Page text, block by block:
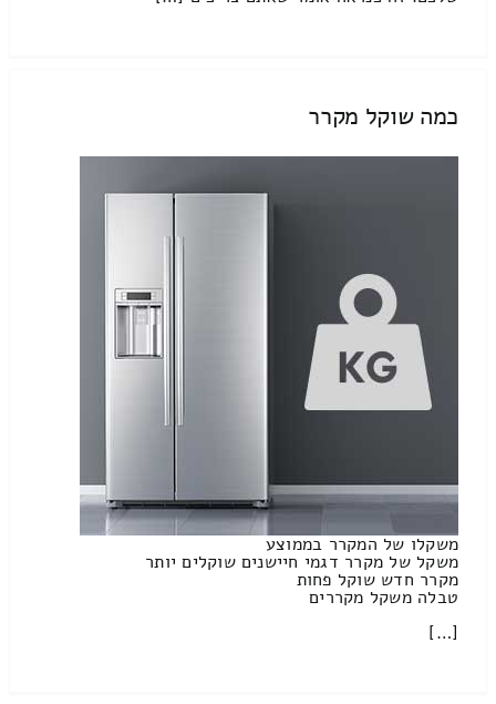
כמה שוקל מקרר
משקלו של המקרר בממוצע
משקל של מקרר דגמי חיישנים שוקלים יותר
מקרר חדש שוקל פחות
טבלה משקל מקררים
[…]